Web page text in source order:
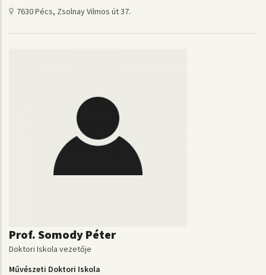
7630 Pécs, Zsolnay Vilmos út 37.
Prof. Somody Péter
Doktori Iskola vezetője
Művészeti Doktori Iskola